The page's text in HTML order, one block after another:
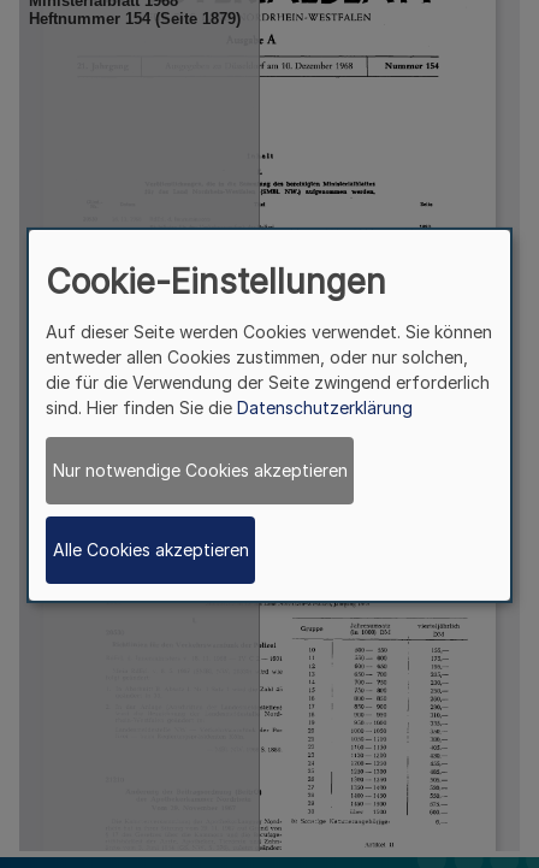
Cookie-Einstellungen
Auf dieser Seite werden Cookies verwendet. Sie können
entweder allen Cookies zustimmen, oder nur solchen,
die für die Verwendung der Seite zwingend erforderlich
sind. Hier finden Sie die Datenschutzerklärung
Nur notwendige Cookies akzeptieren
Alle Cookies akzeptieren